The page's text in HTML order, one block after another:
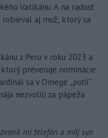
Vatikánu. A na radosť
aj muž, ktorý sa
z Peru v roku 2023 a
preveruje nominácie
sa v Omege „potil“
nezvolili za pápeža
mi telefón a môj syn